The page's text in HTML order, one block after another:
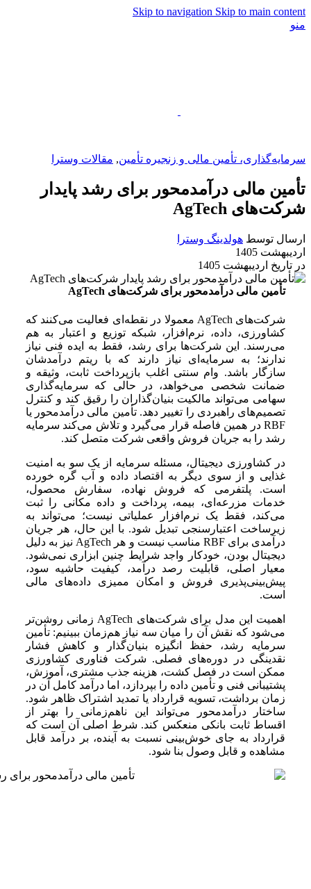
Skip to navigation Skip to main content
منو
سرمایه‌گذاری، تأمین مالی و زنجیره تأمین, مقالات وسترا
تأمین مالی درآمدمحور برای رشد پایدار
شرکت‌های AgTech
ارسال توسط هولدینگ وسترا
اردیبهشت 1405
در تاریخ اردیبهشت 1405
تأمین مالی درآمدمحور برای شرکت‌های AgTech
شرکت‌های AgTech معمولا در نقطه‌ای فعالیت می‌کنند که
کشاورزی، داده، نرم‌افزار، شبکه توزیع و اعتبار به هم
می‌رسند. این شرکت‌ها برای رشد، فقط به ایده فنی نیاز
ندارند؛ به سرمایه‌ای نیاز دارند که با ریتم درآمدشان
سازگار باشد. وام سنتی اغلب بازپرداخت ثابت، وثیقه و
ضمانت شخصی می‌خواهد، در حالی که سرمایه‌گذاری
سهامی می‌تواند مالکیت بنیان‌گذاران را رقیق کند و کنترل
تصمیم‌های راهبردی را تغییر دهد. تأمین مالی درآمدمحور یا
RBF در همین فاصله قرار می‌گیرد و تلاش می‌کند سرمایه
رشد را به جریان فروش واقعی شرکت متصل کند.
در کشاورزی دیجیتال، مسئله سرمایه از یک سو به امنیت
غذایی و از سوی دیگر به اقتصاد داده و آب گره خورده
است. پلتفرمی که فروش نهاده، سفارش محصول،
خدمات مزرعه‌ای، بیمه، پرداخت و داده مکانی را ثبت
می‌کند، فقط یک نرم‌افزار عملیاتی نیست؛ می‌تواند به
زیرساخت اعتبارسنجی تبدیل شود. با این حال، هر جریان
درآمدی برای RBF مناسب نیست و هر AgTech نیز به دلیل
دیجیتال بودن، خودکار واجد شرایط چنین ابزاری نمی‌شود.
معیار اصلی، قابلیت رصد درآمد، کیفیت حاشیه سود،
پیش‌بینی‌پذیری فروش و امکان ممیزی داده‌های مالی
است.
اهمیت این مدل برای شرکت‌های AgTech زمانی روشن‌تر
می‌شود که نقش آن را میان سه نیاز هم‌زمان ببینیم: تأمین
سرمایه رشد، حفظ انگیزه بنیان‌گذار و کاهش فشار
نقدینگی در دوره‌های فصلی. شرکت فناوری کشاورزی
ممکن است در فصل کشت، هزینه جذب مشتری، آموزش،
پشتیبانی فنی و تأمین داده را بپردازد، اما درآمد کامل آن در
زمان برداشت، تسویه قرارداد یا تمدید اشتراک ظاهر شود.
ساختار درآمدمحور می‌تواند این ناهم‌زمانی را بهتر از
اقساط ثابت بانکی منعکس کند. شرط اصلی آن است که
قرارداد به جای خوش‌بینی نسبت به آینده، بر درآمد قابل
مشاهده و قابل وصول بنا شود.